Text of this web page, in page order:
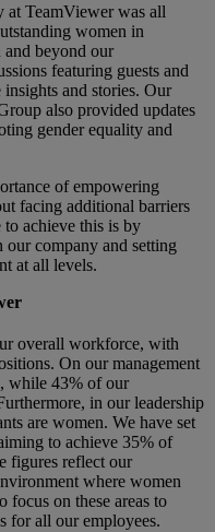
at TeamViewer was all
women in
beyond our
featuring guests and
and stories. Our
also provided updates
gender equality and
of empowering
facing additional barriers
achieve this is by
our company and setting
at all levels.
overall workforce, with
On our management
while 43% of our
in our leadership
are women. We have set
to achieve 35% of
figures reflect our
where women
on these areas to
for all our employees.